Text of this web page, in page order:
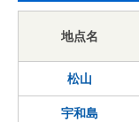
地点名
松山
宇和島